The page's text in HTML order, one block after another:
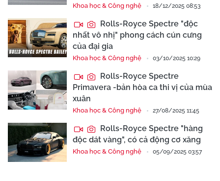
Khoa học & Công nghệ 18/12/2025 08:53
Rolls-Royce Spectre "độc ​​
nhất vô nhị" phong cách cún cưng
của đại gia
Khoa học & Công nghệ 03/10/2025 10:29
Rolls-Royce Spectre
Primavera -bản hòa ca thi vị của mùa
xuân
Khoa học & Công nghệ 27/08/2025 11:45
Rolls-Royce Spectre "hàng
độc dát vàng", có cả động cơ xăng
Khoa học & Công nghệ 05/09/2025 03:57